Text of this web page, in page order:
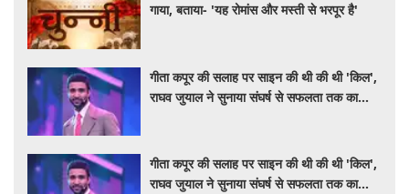
गाया, बताया- 'यह रोमांस और मस्ती से भरपूर है'
गीता कपूर की सलाह पर साइन की थी की थी 'किल',
राघव जुयाल ने सुनाया संघर्ष से सफलता तक का
गीता कपूर की सलाह पर साइन की थी की थी 'किल',
राघव जुयाल ने सुनाया संघर्ष से सफलता तक का